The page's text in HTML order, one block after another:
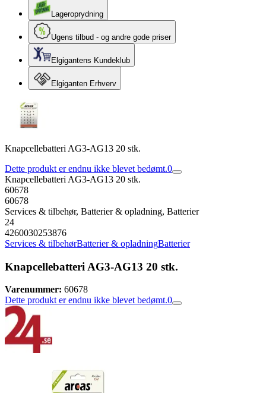
Lageroprydning
Ugens tilbud - og andre gode priser
Elgigantens Kundeklub
Elgiganten Erhverv
Knapcellebatteri AG3-AG13 20 stk.
Dette produkt er endnu ikke blevet bedømt.0
Knapcellebatteri AG3-AG13 20 stk.
60678
60678
Services & tilbehør, Batterier & opladning, Batterier
24
4260030253876
Services & tilbehørBatterier & opladningBatterier
Knapcellebatteri AG3-AG13 20 stk.
Varenummer: 60678
Dette produkt er endnu ikke blevet bedømt.0